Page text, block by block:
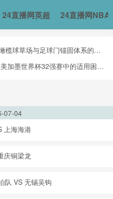
24直播网英超 24直播网NBA
榄球草场与足球门锚固体系的空
加墨世界杯32强赛中的适用困境
07-04
上海海港
庆铜梁龙
队 VS 无锡吴钩